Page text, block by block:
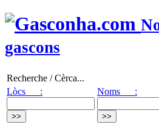
gascons
Recherche / Cèrca...
Lòcs :
Noms :